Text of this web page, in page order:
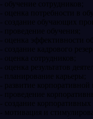
- обучение сотрудников;
- оценка потребности в
- создание обучающих
- проведение обучения;
- оценка эффективности
- создание кадрового
- оценка сотрудников;
- оценка результатов
- планирование карьеры;
- развитие корпоративной
- проведение
- создание
- мотивация и